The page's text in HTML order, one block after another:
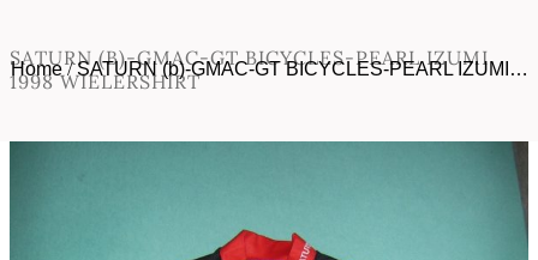
SATURN (B)-GMAC-GT BICYCLES-PEARL IZUMI
1998 WIELERSHIRT
Home/SATURN (b)-GMAC-GT BICYCLES-PEARL IZUMI…